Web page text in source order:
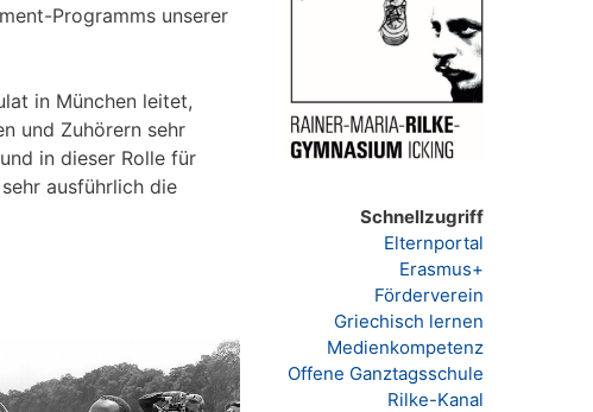
Programms unserer
in München leitet,
und Zuhörern sehr
in dieser Rolle für
ausführlich die
Schnellzugriff
Elternportal
Erasmus+
Förderverein
Griechisch lernen
Medienkompetenz
Offene Ganztagsschule
Rilke-Kanal